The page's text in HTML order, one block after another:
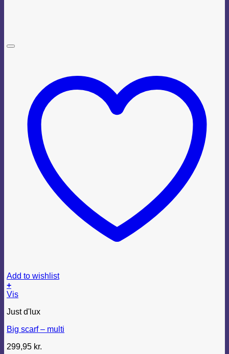
Add to wishlist
+
Vis
Just d'lux
Big scarf – multi
299,95 kr.